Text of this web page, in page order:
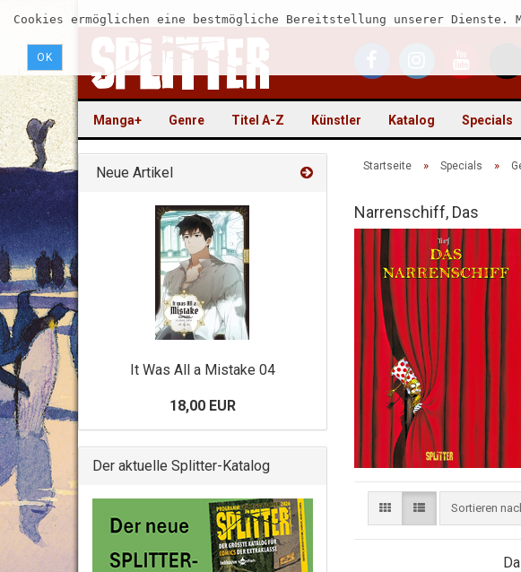
Cookies ermöglichen eine bestmögliche Bereitstellung unserer
OK
Manga+ Genre Titel A-Z Künstler Katalog Specials
Startseite » Specials »
Narrenschiff, Das
Sortieren
Neue Artikel
It Was All a Mistake 04
18,00 EUR
Der aktuelle Splitter-Katalog